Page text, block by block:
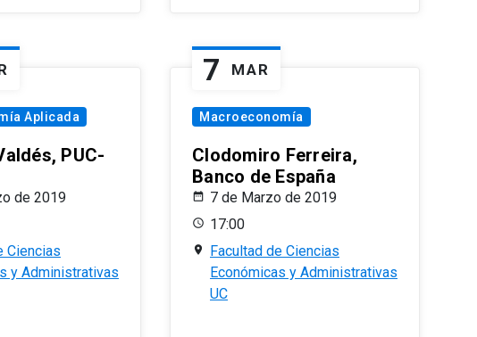
Aplicada
PUC-
de 2019
Ciencias
y Administrativas
7 MAR
Macroeconomía
Clodomiro Ferreira,
Banco de España
7 de Marzo de 2019
17:00
Facultad de Ciencias
Económicas y Administrativas
UC